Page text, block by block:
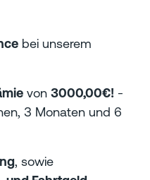
bei unserem
von 3000,00€! -
3 Monaten und 6
, sowie